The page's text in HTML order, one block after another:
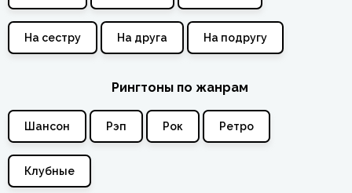
На сестру На друга На подругу
Рингтоны по жанрам
Шансон Рэп Рок Ретро
Клубные